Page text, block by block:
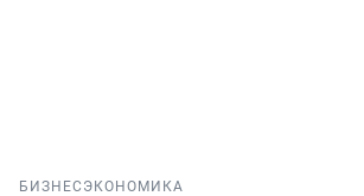
БИЗНЕС ЭКОНОМИКА